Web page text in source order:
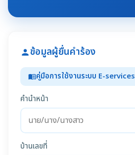
personข้อมูลผู้ยื่นคำร้อง
menu_bookคู่มือการใช้งานระบบ E-services
คำนำหน้า
บ้านเลขที่